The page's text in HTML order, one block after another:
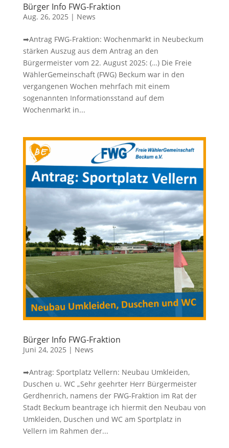
Bürger Info FWG-Fraktion
Aug. 26, 2025 | News
➡Antrag FWG-Fraktion: Wochenmarkt in Neubeckum
stärken Auszug aus dem Antrag an den
Bürgermeister vom 22. August 2025: (…) Die Freie
WählerGemeinschaft (FWG) Beckum war in den
vergangenen Wochen mehrfach mit einem
sogenannten Informationsstand auf dem
Wochenmarkt in...
Bürger Info FWG-Fraktion
Juni 24, 2025 | News
➡Antrag: Sportplatz Vellern: Neubau Umkleiden,
Duschen u. WC „Sehr geehrter Herr Bürgermeister
Gerdhenrich, namens der FWG-Fraktion im Rat der
Stadt Beckum beantrage ich hiermit den Neubau von
Umkleiden, Duschen und WC am Sportplatz in
Vellern im Rahmen der...